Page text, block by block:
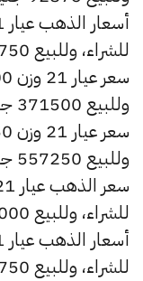
للشراء، وللبيع 185750 جنيه.
وللبيع 371500 جنيه.
وللبيع 557250 جنيه.
للشراء، وللبيع 743000 جنيه.
للشراء، وللبيع 928750 جنيه.